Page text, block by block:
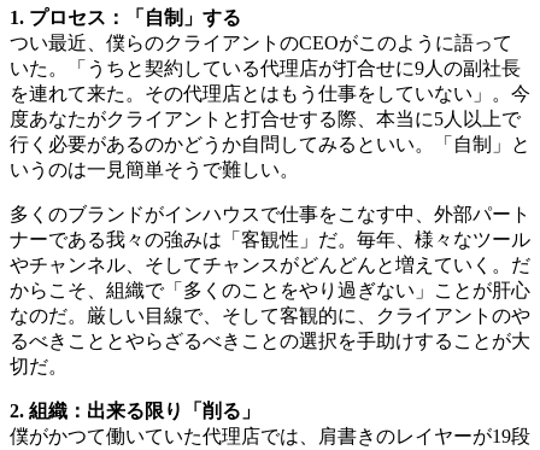
1. プロセス：「自制」する
つい最近、僕らのクライアントのCEOがこのように語って
いた。「うちと契約している代理店が打合せに9人の副社長
を連れて来た。その代理店とはもう仕事をしていない」。今
度あなたがクライアントと打合せする際、本当に5人以上で
行く必要があるのかどうか自問してみるといい。「自制」と
いうのは一見簡単そうで難しい。
多くのブランドがインハウスで仕事をこなす中、外部パート
ナーである我々の強みは「客観性」だ。毎年、様々なツール
やチャンネル、そしてチャンスがどんどんと増えていく。だ
からこそ、組織で「多くのことをやり過ぎない」ことが肝心
なのだ。厳しい目線で、そして客観的に、クライアントのや
るべきこととやらざるべきことの選択を手助けすることが大
切だ。
2. 組織：出来る限り「削る」
僕がかつて働いていた代理店では、肩書きのレイヤーが19段